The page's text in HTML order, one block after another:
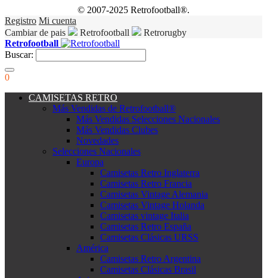
© 2007-2025 Retrofootball®.
Registro Mi cuenta
Cambiar de pais
Retrofootball
Retrorugby
Retrofootball
Buscar:
0
CAMISETAS RETRO
Más Vendidas de Retrofootball®
Más Vendidas Selecciones Nacionales
Más Vendidas Clubes
Novedades
Selecciones Nacionales
Europa
Camisetas Retro Inglaterra
Camisetas Retro Francia
Camisetas Vintage Alemania
Camisetas Vintage Holanda
Camisetas vintage Italia
Camisetas Retro España
Camisetas Clásicas URSS
América
Camisetas Retro Argentina
Camisetas Clásicas Brasil